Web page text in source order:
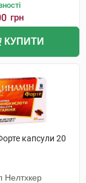
грн
КУПИТИ
капсули 20